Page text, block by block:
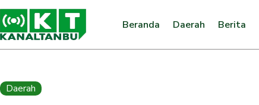
Beranda Daerah Berita
Daerah